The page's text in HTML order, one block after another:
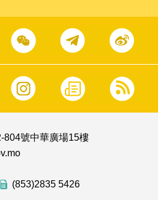
804號中華廣場15樓
(853)2835 5426